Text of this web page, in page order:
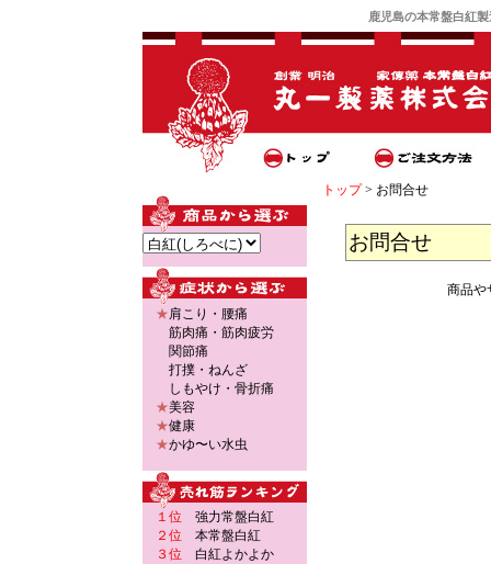
鹿児島の本常盤白紅製
★肩こり・腰痛
筋肉痛 ・ 筋肉疲労
関節痛
打撲・ねんざ
しもやけ・骨折痛
★美容
★健康
★かゆ〜い水虫
１位
強力常盤白紅
２位
本常盤白紅
３位
白紅よかよか
トップ> お問合せ
お問合せ
商品や